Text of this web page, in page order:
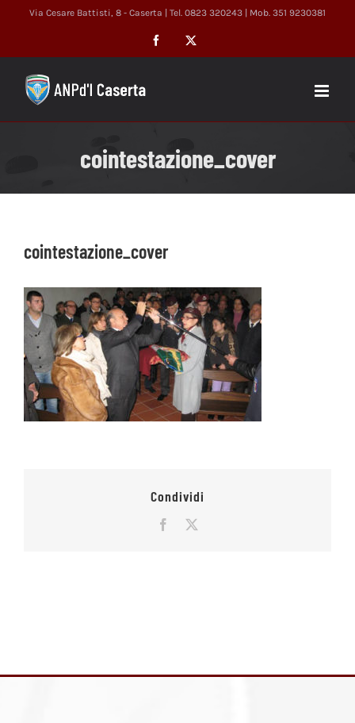
Via Cesare Battisti, 8 - Caserta | Tel. 0823 320243 | Mob. 351 9230381
Facebook
cointestazione_cover
cointestazione_cover
Condividi
Facebook